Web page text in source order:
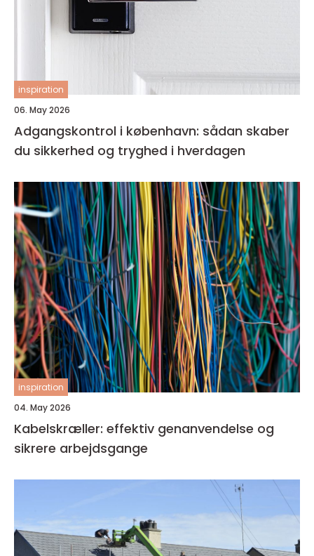
inspiration
06. May 2026
Adgangskontrol i københavn: sådan skaber
du sikkerhed og tryghed i hverdagen
inspiration
04. May 2026
Kabelskræller: effektiv genanvendelse og
sikrere arbejdsgange